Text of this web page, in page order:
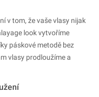
v tom, že vaše vlasy nijak
look vytvoříme
páskové metodě bez
vlasy prodloužíme a